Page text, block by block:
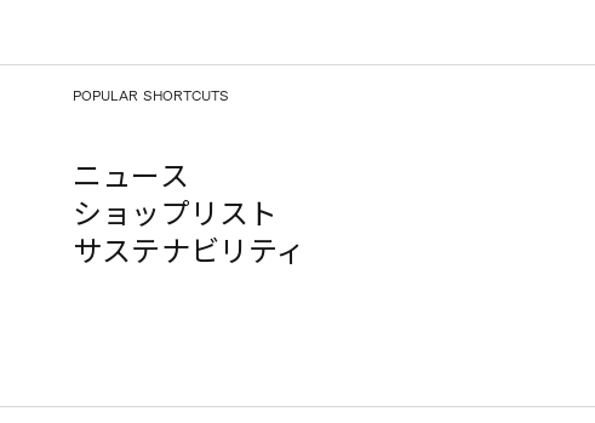
POPULAR SHORTCUTS
ニュース
ショップリスト
サステナビリティ